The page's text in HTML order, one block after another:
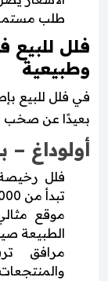
طلب مستمر
فلل للبيع
وطبيعية
في فلل للبيع
بعيدًا عن صخب
أولوداغ
فلل رخيصة
تبدأ من 150,000 دولار.
موقع
الطبيعة
مرافق